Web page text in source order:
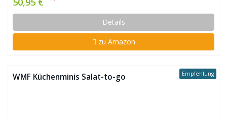
Details
zu Amazon
Empfehlung
WMF Küchenminis Salat-to-go